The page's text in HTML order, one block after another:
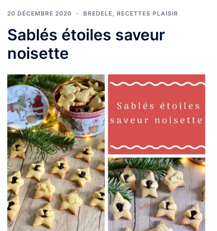
20 DÉCEMBRE 2020 BREDELE RECETTES PLAISIR
Sablés étoiles saveur
noisette